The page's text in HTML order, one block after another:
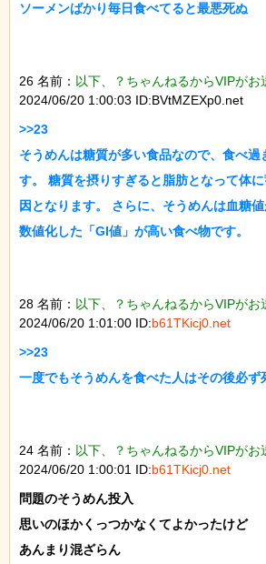
ソーメンばかり毎日食べてると最悪死ぬ
26 名前： 以下、？ちゃんねるからVIPがお
2024/06/20 1:00:03 ID:BVtMZEXp0.net
>>23
そうめんは糖質が多い食品なので、食べ過
す。 糖質を摂りすぎると脂肪となって体
因となります。 さらに、そうめんは血糖
数値化した「GI値」が高い食べ物です。
28 名前： 以下、？ちゃんねるからVIPがお
2024/06/20 1:01:00 ID:b61TKicj0.net
>>23
一度でもそうめんを食べた人はその後必ず
24 名前： 以下、？ちゃんねるからVIPがお
2024/06/20 1:00:01 ID:b61TKicj0.net
問題のそうめん投入
思いのほかくっつかなくてよかったけど
あんまり混ざらん